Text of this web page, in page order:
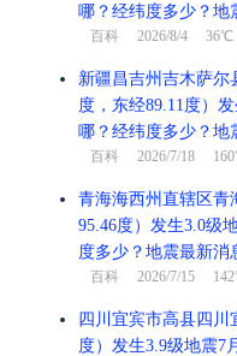
哪？经纬度多少？地
百科 2026/8/4 36℃
新疆昌吉州吉木萨尔
度，东经89.11度）
哪？经纬度多少？地
百科 2026/7/18
青海海西州直辖区青
95.46度）发生3.0级
度多少？地震最新消
百科 2026/7/15
四川宜宾市高县四川
度）发生3.9级地震7